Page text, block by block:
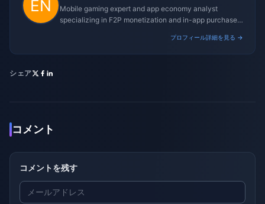
Mobile gaming expert and app economy analyst
specializing in F2P monetization and in-app purchase
プロフィール詳細を見る →
シェア
コメント
コメントを残す